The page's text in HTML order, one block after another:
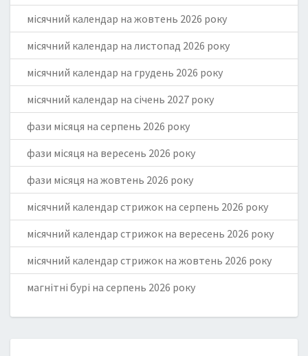
місячний календар на жовтень 2026 року
місячний календар на листопад 2026 року
місячний календар на грудень 2026 року
місячний календар на січень 2027 року
фази місяця на серпень 2026 року
фази місяця на вересень 2026 року
фази місяця на жовтень 2026 року
місячний календар стрижок на серпень 2026 року
місячний календар стрижок на вересень 2026 року
місячний календар стрижок на жовтень 2026 року
магнітні бурі на серпень 2026 року